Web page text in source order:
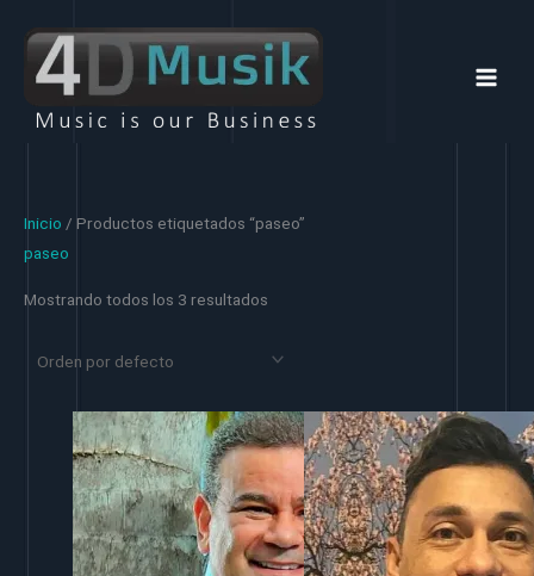
contenido
Inicio / Productos etiquetados “paseo”
paseo
Mostrando todos los 3 resultados